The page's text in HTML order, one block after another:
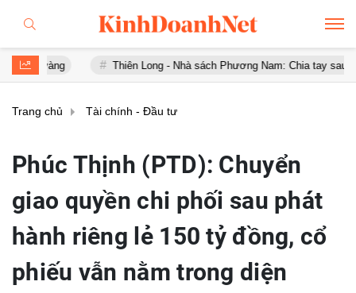
Thiên Long - Nhà sách Phương Nam: Chia tay sau chưa đầy 1
Trang chủ Tài chính - Đầu tư
Phúc Thịnh (PTD): Chuyển
giao quyền chi phối sau phát
hành riêng lẻ 150 tỷ đồng, cổ
phiếu vẫn nằm trong diện